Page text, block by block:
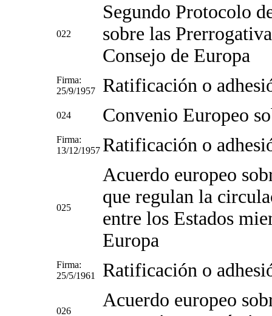
022
Segundo Protocolo
sobre las
Consejo de Europa
Firma:
25/9/1957
Ratificación o
024 Convenio Europeo
Firma:
13/12/1957 Ratificación o
025
Acuerdo europeo
que regulan la
entre los Estados
Europa
Firma:
25/5/1961
Ratificación o
026
Acuerdo europeo